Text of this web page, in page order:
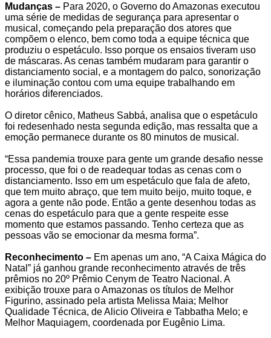
Mudanças – Para 2020, o Governo do Amazonas executou
uma série de medidas de segurança para apresentar o
musical, começando pela preparação dos atores que
compõem o elenco, bem como toda a equipe técnica que
produziu o espetáculo. Isso porque os ensaios tiveram uso
de máscaras. As cenas também mudaram para garantir o
distanciamento social, e a montagem do palco, sonorização
e iluminação contou com uma equipe trabalhando em
horários diferenciados.
O diretor cênico, Matheus Sabbá, analisa que o espetáculo
foi redesenhado nesta segunda edição, mas ressalta que a
emoção permanece durante os 80 minutos de musical.
“Essa pandemia trouxe para gente um grande desafio nesse
processo, que foi o de readequar todas as cenas com o
distanciamento. Isso em um espetáculo que fala de afeto,
que tem muito abraço, que tem muito beijo, muito toque, e
agora a gente não pode. Então a gente desenhou todas as
cenas do espetáculo para que a gente respeite esse
momento que estamos passando. Tenho certeza que as
pessoas vão se emocionar da mesma forma”.
Reconhecimento – Em apenas um ano, “A Caixa Mágica do
Natal” já ganhou grande reconhecimento através de três
prêmios no 20º Prêmio Cenym de Teatro Nacional. A
exibição trouxe para o Amazonas os títulos de Melhor
Figurino, assinado pela artista Melissa Maia; Melhor
Qualidade Técnica, de Alicio Oliveira e Tabbatha Melo; e
Melhor Maquiagem, coordenada por Eugênio Lima.